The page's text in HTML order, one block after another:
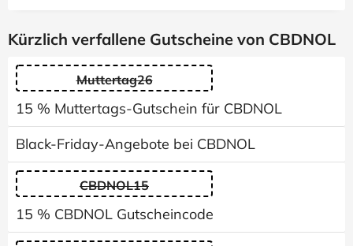
Kürzlich verfallene Gutscheine von CBDNOL
Muttertag26
15 % Muttertags-Gutschein für CBDNOL
Black-Friday-Angebote bei CBDNOL
CBDNOL15
15 % CBDNOL Gutscheincode